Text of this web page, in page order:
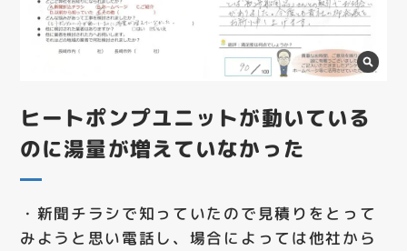
ヒートポンプユニットが動いている
のに湯量が増えていなかった
・新聞チラシで知っていたので見積りをとって
みようと思い電話し、場合によっては他社から